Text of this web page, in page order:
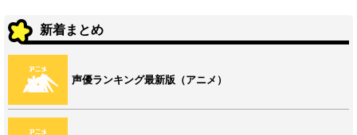
新着まとめ
声優ランキング最新版（アニメ）